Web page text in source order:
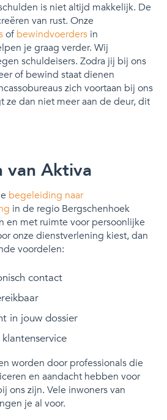
is niet altijd makkelijk. De
van rust. Onze
ofbewindvoerders in
je graag verder. Wij
schuldeisers. Zodra jij bij ons
of bewind staat dienen
zich voortaan bij ons
ze dan niet meer aan de deur, dit
van Aktiva
begeleiding naar
in de regio Bergschenhoek
en met ruimte voor persoonlijke
onze dienstverlening kiest, dan
voordelen:
contact
in jouw dossier
worden door professionals die
en aandacht hebben voor
ons zijn. Vele inwoners van
je al voor.